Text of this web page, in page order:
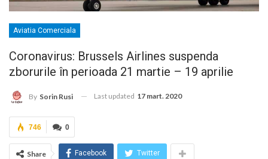
Aviatia Comerciala
Coronavirus: Brussels Airlines suspenda
zborurile în perioada 21 martie – 19 aprilie
By Sorin Rusi Last updated 17 mart. 2020
0
746
Share Facebook Twitter